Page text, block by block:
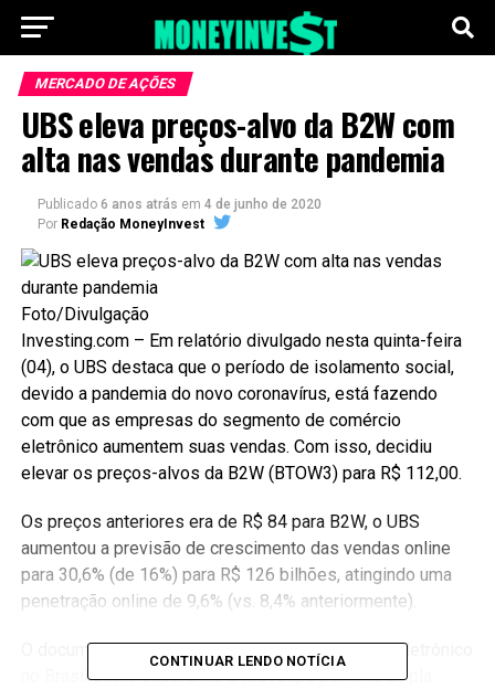
MERCADO DE AÇÕES
UBS eleva preços-alvo da B2W com
alta nas vendas durante pandemia
Publicado 6 anos atrás em 4 de junho de 2020
Por Redação MoneyInvest
Foto/Divulgação
Investing.com – Em relatório divulgado nesta quinta-feira
(04), o UBS destaca que o período de isolamento social,
devido a pandemia do novo coronavírus, está fazendo
com que as empresas do segmento de comércio
eletrônico aumentem suas vendas. Com isso, decidiu
elevar os preços-alvos da B2W (BTOW3) para R$ 112,00.
Os preços anteriores era de R$ 84 para B2W, o UBS
aumentou a previsão de crescimento das vendas online
para 30,6% (de 16%) para R$ 126 bilhões, atingindo uma
penetração online de 9,6% (vs. 8,4% anteriormente).
O documento mostra que as ações de comércio eletrônico
no Brasil estão superando o Ibovespa por uma ampla
CONTINUAR LENDO NOTÍCIA